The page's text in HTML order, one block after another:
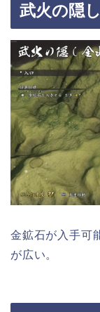
武火の隠
金鉱石が入手可
が広い。